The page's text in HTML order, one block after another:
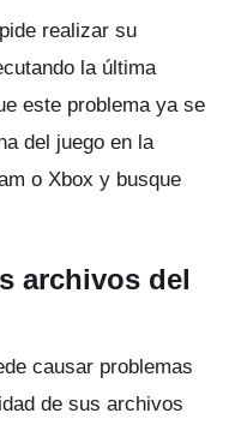
realizar su
la última
este problema ya se
del juego en la
o Xbox y busque
archivos del
causar problemas
de sus archivos